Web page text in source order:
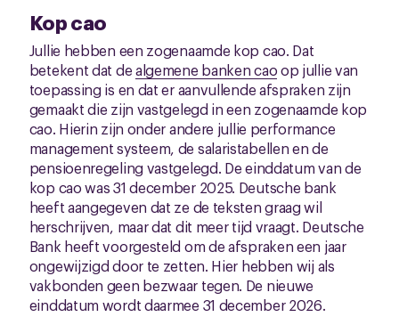
Kop cao
Jullie hebben een zogenaamde kop cao. Dat
betekent dat dealgemene banken caoop jullie van
toepassing is en dat er aanvullende afspraken zijn
gemaakt die zijn vastgelegd in een zogenaamde kop
cao. Hierin zijn onder andere jullie performance
management systeem, de salaristabellen en de
pensioenregeling vastgelegd. De einddatum van de
kop cao was 31 december 2025. Deutsche bank
heeft aangegeven dat ze de teksten graag wil
herschrijven, maar dat dit meer tijd vraagt. Deutsche
Bank heeft voorgesteld om de afspraken een jaar
ongewijzigd door te zetten. Hier hebben wij als
vakbonden geen bezwaar tegen. De nieuwe
einddatum wordt daarmee 31 december 2026.